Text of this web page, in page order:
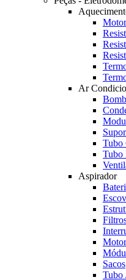
Ar
Tubo
Tubo
Aspirador
Sacos
Tubo